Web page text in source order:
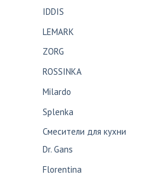
IDDIS
LEMARK
ZORG
ROSSINKA
Milardo
Splenka
Смесители для кухни
Dr. Gans
Florentina